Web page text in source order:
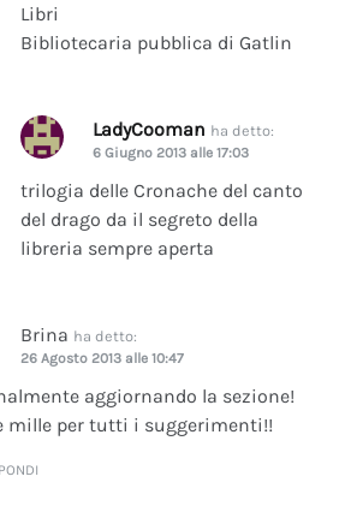
Libri
Bibliotecaria pubblica di Gatlin
LadyCooman ha detto:
6 Giugno 2013 alle 17:03
trilogia delle Cronache del canto
del drago da il segreto della
libreria sempre aperta
Brina ha detto:
26 Agosto 2013 alle 10:47
aggiornando la sezione!
mille per tutti i suggerimenti!!